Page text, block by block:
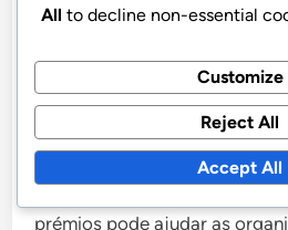
aumentar a lealdade à marca.
participantes recebem
mais provável que associem
à marca, levando a uma
eventos futuros.
prémios pode ajudar as
All to decline non-essential
Customize
Reject All
Accept All